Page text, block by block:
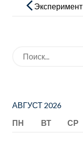
записям
Эксперимент
АВГУСТ 2026
ПН
ВТ СР